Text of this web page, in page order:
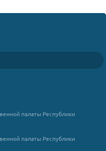
палаты Республики
палаты Республики